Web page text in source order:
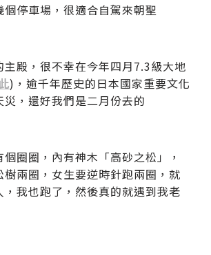
個停車場，很適合自駕來朝聖
主殿，很不幸在今年四月7.3級大地
)，逾千年歷史的日本國家重要文化
災，還好我們是二月份去的
圈圈，內有神木「高砂之松」，
樹兩圈，女生要逆時針跑兩圈，就
，我也跑了，然後真的就遇到我老